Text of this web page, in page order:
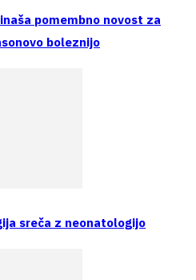
pomembno novost za
boleznijo
sreča z neonatologijo